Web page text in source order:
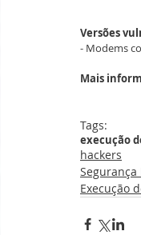
Versões
- Modems
Mais
Tags:
execução
hackers
Execução